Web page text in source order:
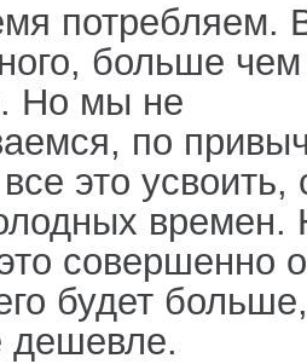
потребляем.
больше чем
Но мы не
по
это усвоить,
времен.
совершенно
будет
дешевле.